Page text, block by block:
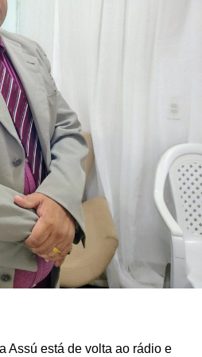
Assú está de volta ao rádio e